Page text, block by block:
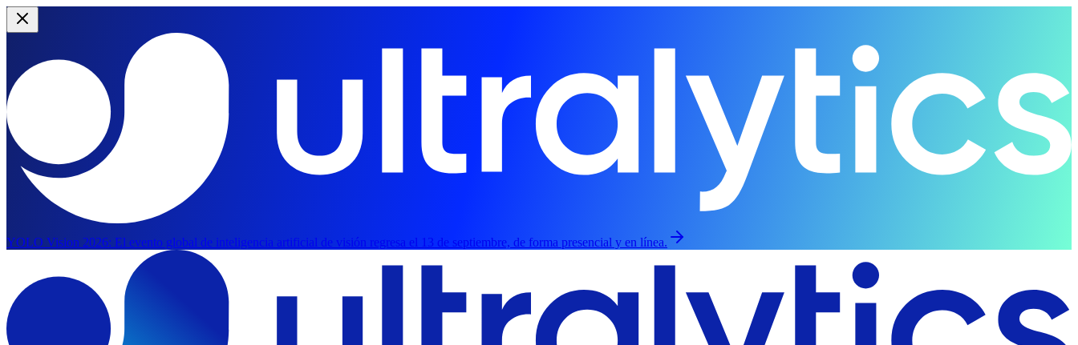
YOLO Vision 2026: El evento global de inteligencia artificial de visión regresa el 13 de septiembre, de forma presencial y en línea.